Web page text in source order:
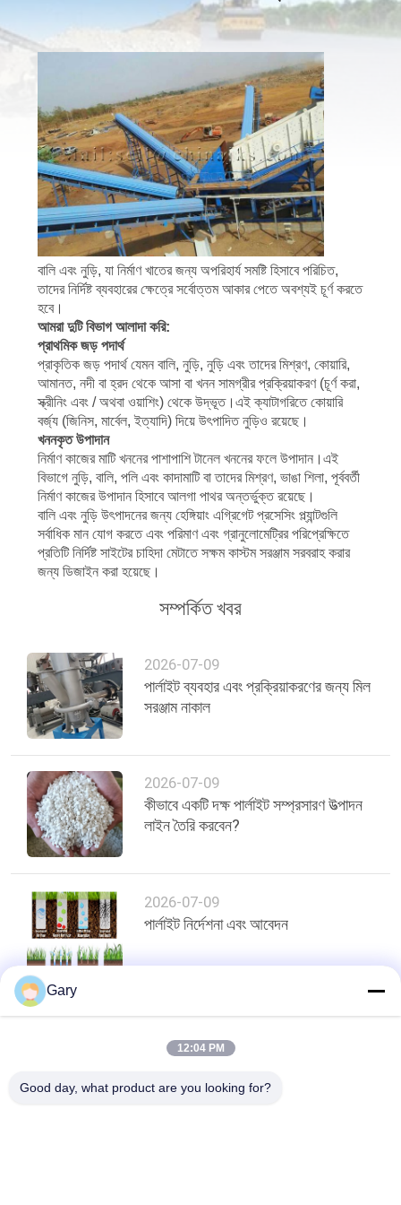
নিয়ন্ত্রণ
করুন
মামলা
সাইট
ম্যাপ
গোপনীয়তা
বালি এবং নুড়ি, যা নির্মাণ খাতের জন্য অপরিহার্য সমষ্টি হিসাবে পরিচিত,
তাদের নির্দিষ্ট ব্যবহারের ক্ষেত্রে সর্বোত্তম আকার পেতে অবশ্যই চূর্ণ করতে
হবে।
আমরা দুটি বিভাগ আলাদা করি:
প্রাথমিক জড় পদার্থ
প্রাকৃতিক জড় পদার্থ যেমন বালি, নুড়ি, নুড়ি এবং তাদের মিশ্রণ, কোয়ারি,
আমানত, নদী বা হ্রদ থেকে আসা বা খনন সামগ্রীর প্রক্রিয়াকরণ (চূর্ণ করা,
স্ক্রীনিং এবং / অথবা ওয়াশিং) থেকে উদ্ভূত।এই ক্যাটাগরিতে কোয়ারি
বর্জ্য (জিনিস, মার্বেল, ইত্যাদি) দিয়ে উৎপাদিত নুড়িও রয়েছে।
খননকৃত উপাদান
নির্মাণ কাজের মাটি খননের পাশাপাশি টানেল খননের ফলে উপাদান।এই
বিভাগে নুড়ি, বালি, পলি এবং কাদামাটি বা তাদের মিশ্রণ, ভাঙা শিলা, পূর্ববর্তী
নির্মাণ কাজের উপাদান হিসাবে আলগা পাথর অন্তর্ভুক্ত রয়েছে।
বালি এবং নুড়ি উৎপাদনের জন্য হেঙ্গিয়াং এগ্রিগেট প্রসেসিং প্ল্যান্টগুলি
সর্বাধিক মান যোগ করতে এবং পরিমাণ এবং গ্রানুলোমেট্রির পরিপ্রেক্ষিতে
প্রতিটি নির্দিষ্ট সাইটের চাহিদা মেটাতে সক্ষম কাস্টম সরঞ্জাম সরবরাহ করার
জন্য ডিজাইন করা হয়েছে।
সম্পর্কিত খবর
2026-07-09
পার্লাইট ব্যবহার এবং প্রক্রিয়াকরণের জন্য মিল
সরঞ্জাম নাকাল
2026-07-09
কীভাবে একটি দক্ষ পার্লাইট সম্প্রসারণ উত্পাদন
লাইন তৈরি করবেন?
2026-07-09
পার্লাইট নির্দেশনা এবং আবেদন
শীর্ষ
Gary
12:04 PM
Good day, what product are you looking for?